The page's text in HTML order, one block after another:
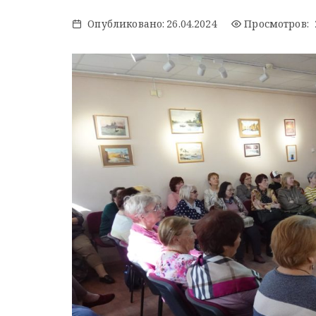
Опубликовано: 26.04.2024 Просмотров: